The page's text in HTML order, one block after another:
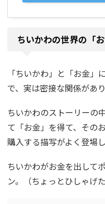
ちいかわの世界の「お
「ちいかわ」と「お金
で、実は密接な関係があり
ちいかわのストーリーの
て「お金」を得て、その
購入する描写がよく登場し
ちいかわがお金を出して
ン。（ちょっとひしゃげ